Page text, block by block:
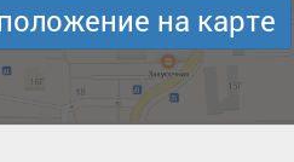
на карте